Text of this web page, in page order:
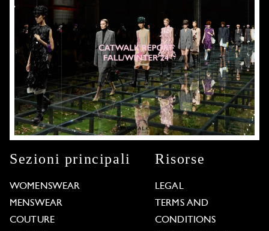
Sezioni principali
WOMENSWEAR
MENSWEAR
COUTURE
Risorse
LEGAL
TERMS AND
CONDITIONS